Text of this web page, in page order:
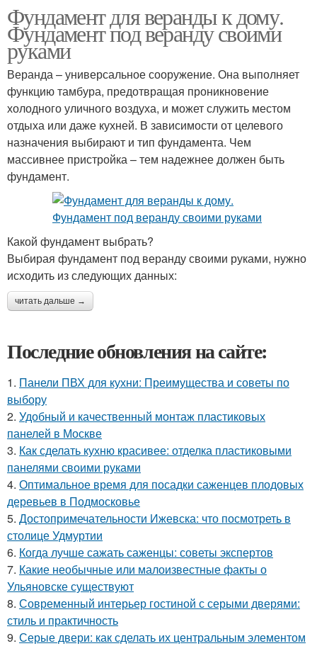
Фундамент для веранды к дому.
Фундамент под веранду своими
руками
Веранда – универсальное сооружение. Она выполняет
функцию тамбура, предотвращая проникновение
холодного уличного воздуха, и может служить местом
отдыха или даже кухней. В зависимости от целевого
назначения выбирают и тип фундамента. Чем
массивнее пристройка – тем надежнее должен быть
фундамент.
Какой фундамент выбрать?
Выбирая фундамент под веранду своими руками, нужно
исходить из следующих данных:
читать дальше →
Последние обновления на сайте:
1. Панели ПВХ для кухни: Преимущества и советы по
выбору
2. Удобный и качественный монтаж пластиковых
панелей в Москве
3. Как сделать кухню красивее: отделка пластиковыми
панелями своими руками
4. Оптимальное время для посадки саженцев плодовых
деревьев в Подмосковье
5. Достопримечательности Ижевска: что посмотреть в
столице Удмуртии
6. Когда лучше сажать саженцы: советы экспертов
7. Какие необычные или малоизвестные факты о
Ульяновске существуют
8. Современный интерьер гостиной с серыми дверями:
стиль и практичность
9. Серые двери: как сделать их центральным элементом